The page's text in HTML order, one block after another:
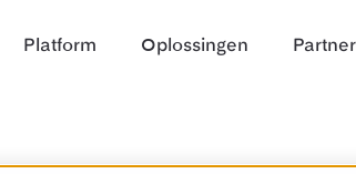
Platform Oplossingen Partner